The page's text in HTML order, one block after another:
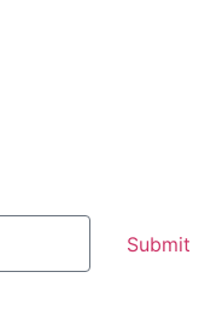
Submit